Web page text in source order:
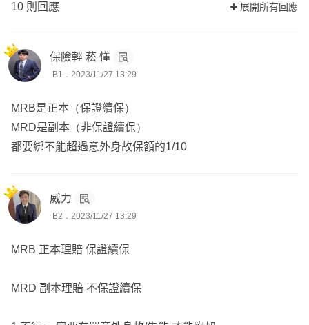
10 則回應 展開所有回應
保險輕 菘 懂
B1．2023/11/27 13:29
MRB是正本（保證續保）
MRD是副本（非保證續保）
都要綁不能超過意外身故保額的1/10
威力
B2．2023/11/27 13:29
MRB 正本理賠 保證續保
MRD 副本理賠 不保證續保